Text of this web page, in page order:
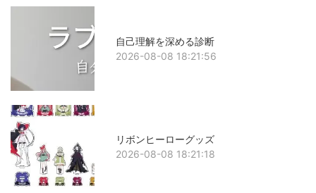
自己理解を深める診断
2026-08-08 18:21:56
リボンヒーローグッズ
2026-08-08 18:21:18